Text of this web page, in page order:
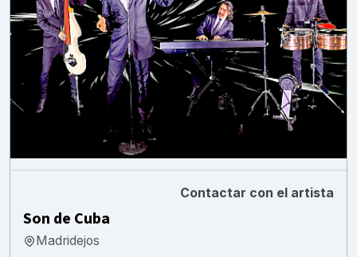
Contactar con el artista
Son de Cuba
Madridejos